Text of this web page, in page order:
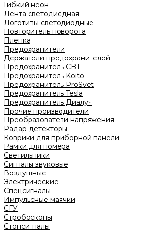
Гибкий неон
Лента светодиодная
Логотипы светодиодные
Повторитель поворота
Пленка
Предохранители
Держатели предохранителей
Предохранитель CBT
Предохранитель Koito
Предохранитель ProSvet
Предохранитель Tesla
Предохранитель Диалуч
Прочие производители
Преобразователи напряжения
Радар-детекторы
Коврики для приборной панели
Рамки для номера
Светильники
Сигналы звуковые
Воздушные
Электрические
Спецсигналы
Импульсные маячки
СГУ
Стробоскопы
Стопсигналы